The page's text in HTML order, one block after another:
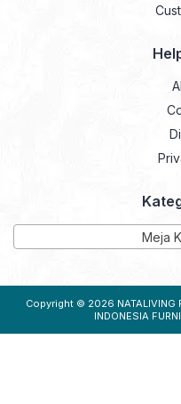
Meja
Copyright © 2026 NATALIVING
INDONESIA